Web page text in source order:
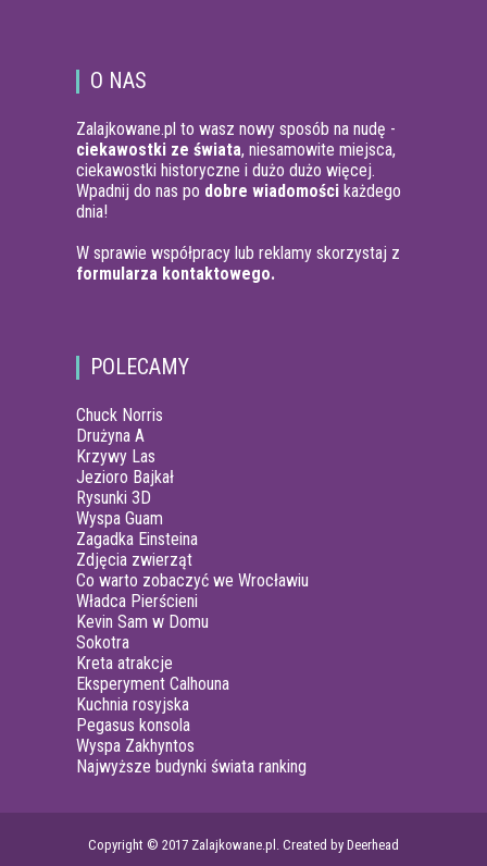
O NAS
Zalajkowane.pl to wasz nowy sposób na nudę -
ciekawostki ze świata, niesamowite miejsca,
ciekawostki historyczne i dużo dużo więcej.
Wpadnij do nas po dobre wiadomości każdego
dnia!
W sprawie współpracy lub reklamy skorzystaj z
formularza kontaktowego.
POLECAMY
Chuck Norris
Drużyna A
Krzywy Las
Jezioro Bajkał
Rysunki 3D
Wyspa Guam
Zagadka Einsteina
Zdjęcia zwierząt
Co warto zobaczyć we Wrocławiu
Władca Pierścieni
Kevin Sam w Domu
Sokotra
Kreta atrakcje
Eksperyment Calhouna
Kuchnia rosyjska
Pegasus konsola
Wyspa Zakhyntos
Najwyższe budynki świata ranking
Copyright © 2017 Zalajkowane.pl. Created by Deerhead